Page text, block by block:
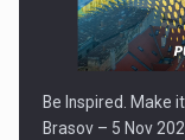
Be Inspired. Make
Brasov – 5 Nov